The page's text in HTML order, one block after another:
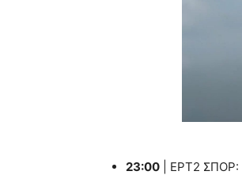
23:00 | ΕΡΤ2 ΣΠΟΡ: